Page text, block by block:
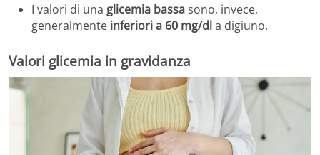
I valori di una glicemia bassasono, invece,
generalmente inferiori a 60 mg/dla digiuno.
Valori glicemia in gravidanza